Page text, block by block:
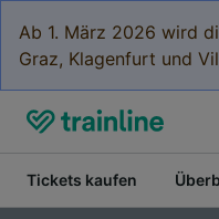
Ab 1. März 2026 wird
Graz, Klagenfurt und
Tickets kaufen